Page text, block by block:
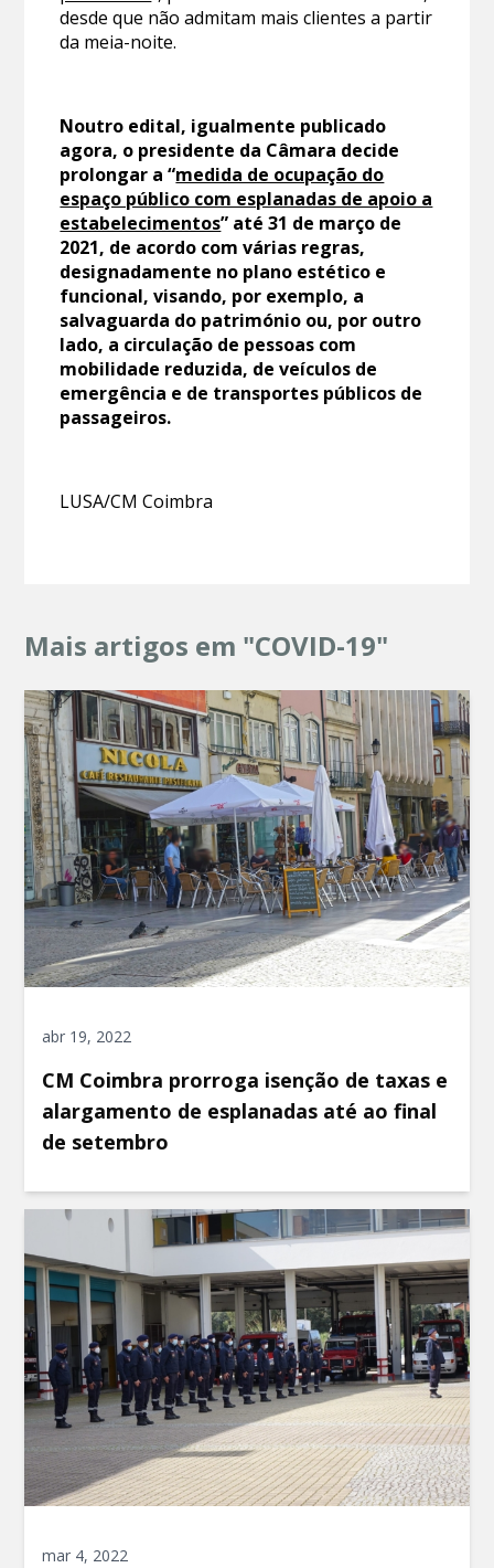
desde que não admitam mais clientes a partir
da meia-noite.
Noutro edital, igualmente publicado
agora, o presidente da Câmara decide
prolongar a “medida de ocupação do
espaço público com esplanadas de apoio a
estabelecimentos” até 31 de março de
2021, de acordo com várias regras,
designadamente no plano estético e
funcional, visando, por exemplo, a
salvaguarda do património ou, por outro
lado, a circulação de pessoas com
mobilidade reduzida, de veículos de
emergência e de transportes públicos de
passageiros.
LUSA/CM Coimbra
Mais artigos em "COVID-19"
abr 19, 2022
CM Coimbra prorroga isenção de taxas e
alargamento de esplanadas até ao final
de setembro
mar 4, 2022